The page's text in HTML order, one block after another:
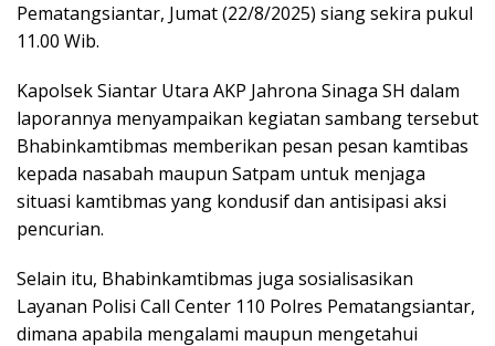
Pematangsiantar, Jumat (22/8/2025) siang sekira pukul
11.00 Wib.
Kapolsek Siantar Utara AKP Jahrona Sinaga SH dalam
laporannya menyampaikan kegiatan sambang tersebut
Bhabinkamtibmas memberikan pesan pesan kamtibas
kepada nasabah maupun Satpam untuk menjaga
situasi kamtibmas yang kondusif dan antisipasi aksi
pencurian.
Selain itu, Bhabinkamtibmas juga sosialisasikan
Layanan Polisi Call Center 110 Polres Pematangsiantar,
dimana apabila mengalami maupun mengetahui